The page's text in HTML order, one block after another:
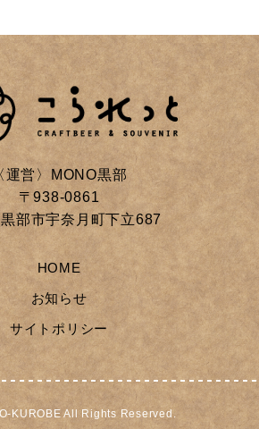
運営〉MONO黒部
〒938-0861
部市宇奈月町下立687
HOME
お知らせ
サイトポリシー
KUROBE All Rights Reserved.